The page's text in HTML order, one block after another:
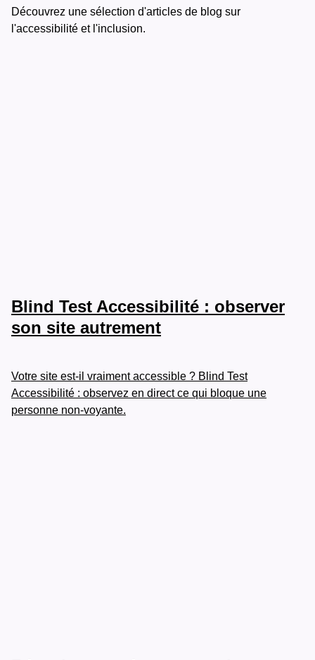
Découvrez une sélection d'articles de blog sur
l'accessibilité et l'inclusion.
Blind Test Accessibilité : observer
son site autrement
Votre site est-il vraiment accessible ? Blind Test
Accessibilité : observez en direct ce qui bloque une
personne non-voyante.